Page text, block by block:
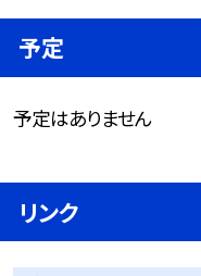
予定
予定はありません
リンク